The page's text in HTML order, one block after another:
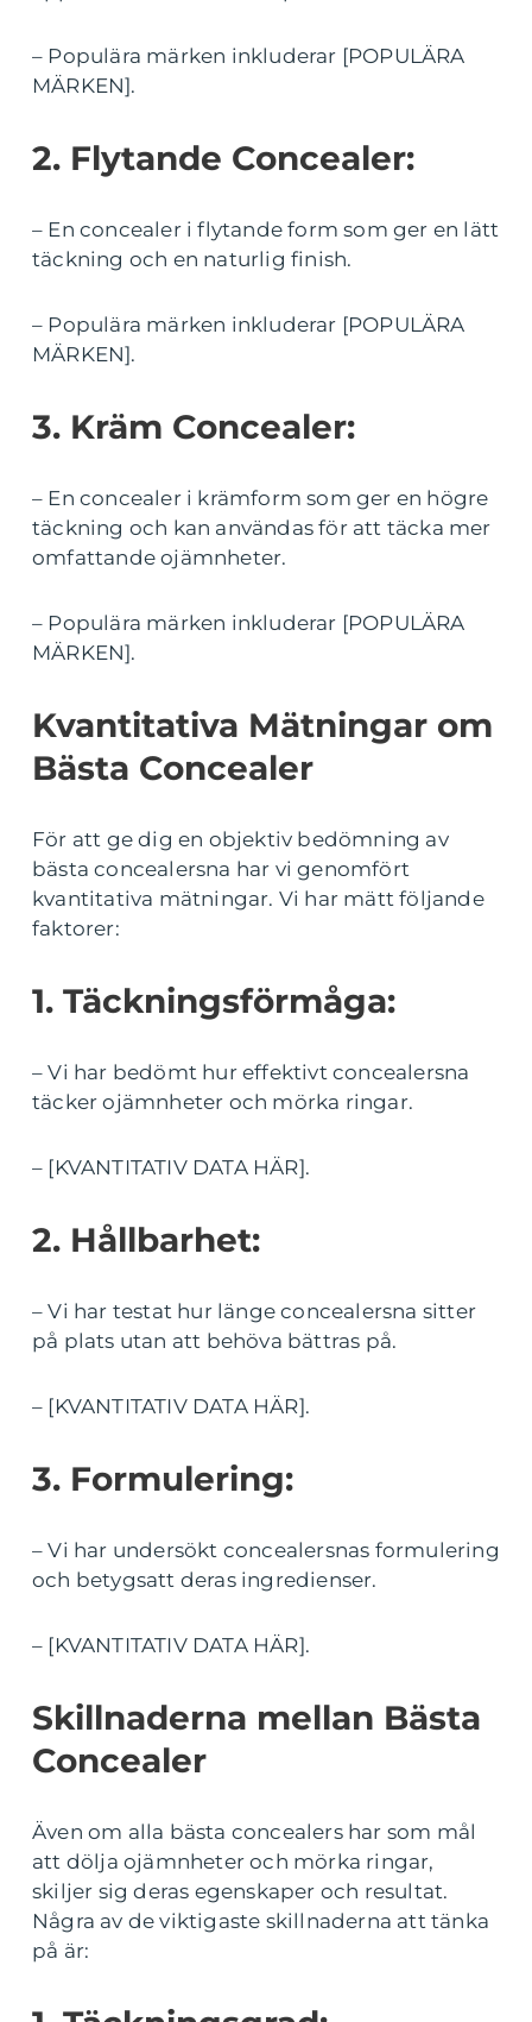
– Populära märken inkluderar [POPULÄRA
MÄRKEN].
2. Flytande Concealer:
– En concealer i flytande form som ger en lätt
täckning och en naturlig finish.
– Populära märken inkluderar [POPULÄRA
MÄRKEN].
3. Kräm Concealer:
– En concealer i krämform som ger en högre
täckning och kan användas för att täcka mer
omfattande ojämnheter.
– Populära märken inkluderar [POPULÄRA
MÄRKEN].
Kvantitativa Mätningar om
Bästa Concealer
För att ge dig en objektiv bedömning av
bästa concealersna har vi genomfört
kvantitativa mätningar. Vi har mätt följande
faktorer:
1. Täckningsförmåga:
– Vi har bedömt hur effektivt concealersna
täcker ojämnheter och mörka ringar.
– [KVANTITATIV DATA HÄR].
2. Hållbarhet:
– Vi har testat hur länge concealersna sitter
på plats utan att behöva bättras på.
– [KVANTITATIV DATA HÄR].
3. Formulering:
– Vi har undersökt concealersnas formulering
och betygsatt deras ingredienser.
– [KVANTITATIV DATA HÄR].
Skillnaderna mellan Bästa
Concealer
Även om alla bästa concealers har som mål
att dölja ojämnheter och mörka ringar,
skiljer sig deras egenskaper och resultat.
Några av de viktigaste skillnaderna att tänka
på är: